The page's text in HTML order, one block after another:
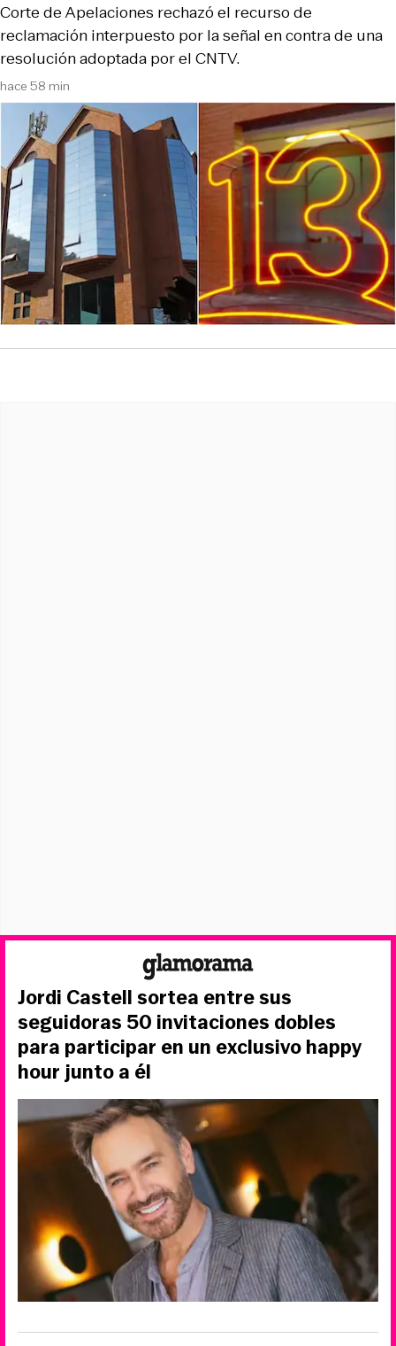
hace 58 min
Corte de Apelaciones rechazó el recurso de
reclamación interpuesto por la señal en contra de una
resolución adoptada por el CNTV.
Jordi Castell sortea entre sus
seguidoras 50 invitaciones dobles
para participar en un exclusivo happy
hour junto a él